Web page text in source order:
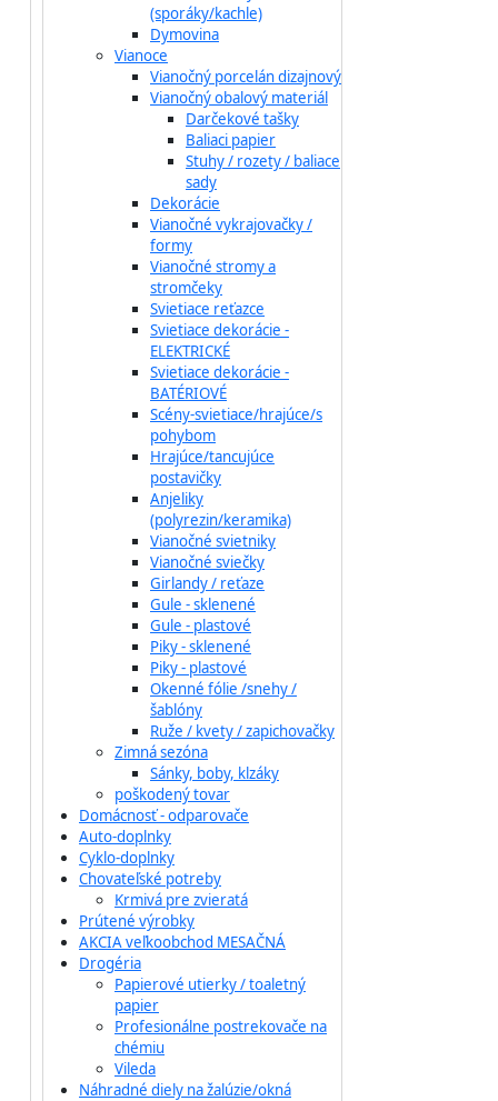
(sporáky/kachle)
Dymovina
Vianoce
Vianočný porcelán dizajnový
Vianočný obalový materiál
Darčekové tašky
Baliaci papier
Stuhy / rozety / baliace
sady
Dekorácie
Vianočné vykrajovačky /
formy
Vianočné stromy a
stromčeky
Svietiace reťazce
Svietiace dekorácie -
ELEKTRICKÉ
Svietiace dekorácie -
BATÉRIOVÉ
Scény-svietiace/hrajúce/s
pohybom
Hrajúce/tancujúce
postavičky
Anjeliky
(polyrezin/keramika)
Vianočné svietniky
Vianočné sviečky
Girlandy / reťaze
Gule - sklenené
Gule - plastové
Piky - sklenené
Piky - plastové
Okenné fólie /snehy /
šablóny
Ruže / kvety / zapichovačky
Zimná sezóna
Sánky, boby, klzáky
poškodený tovar
Domácnosť - odparovače
Auto-doplnky
Cyklo-doplnky
Chovateľské potreby
Krmivá pre zvieratá
Prútené výrobky
AKCIA veľkoobchod MESAČNÁ
Drogéria
Papierové utierky / toaletný
papier
Profesionálne postrekovače na
chémiu
Vileda
Náhradné diely na žalúzie/okná